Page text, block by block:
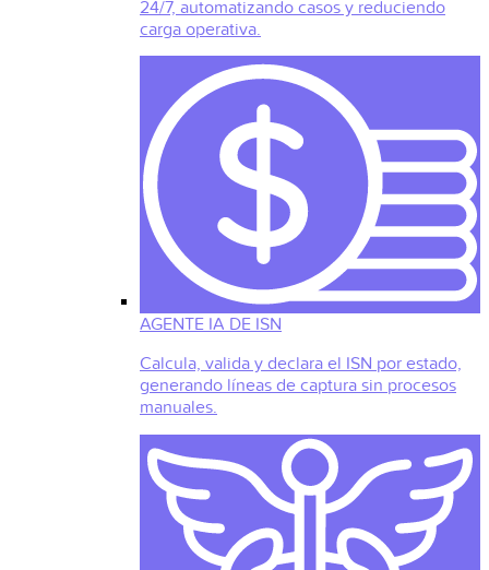
24/7, automatizando casos y reduciendo
carga operativa.
AGENTE IA DE ISN
Calcula, valida y declara el ISN por estado,
generando líneas de captura sin procesos
manuales.